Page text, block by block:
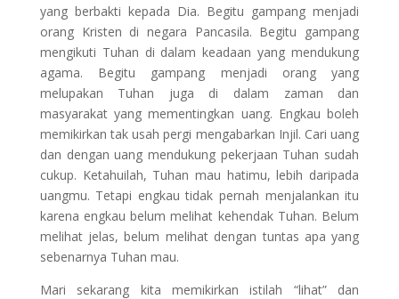
yang berbakti kepada Dia. Begitu gampang menjadi
orang Kristen di negara Pancasila. Begitu gampang
mengikuti Tuhan di dalam keadaan yang mendukung
agama. Begitu gampang menjadi orang yang
melupakan Tuhan juga di dalam zaman dan
masyarakat yang mementingkan uang. Engkau boleh
memikirkan tak usah pergi mengabarkan Injil. Cari uang
dan dengan uang mendukung pekerjaan Tuhan sudah
cukup. Ketahuilah, Tuhan mau hatimu, lebih daripada
uangmu. Tetapi engkau tidak pernah menjalankan itu
karena engkau belum melihat kehendak Tuhan. Belum
melihat jelas, belum melihat dengan tuntas apa yang
sebenarnya Tuhan mau.
Mari sekarang kita memikirkan istilah “lihat” dan